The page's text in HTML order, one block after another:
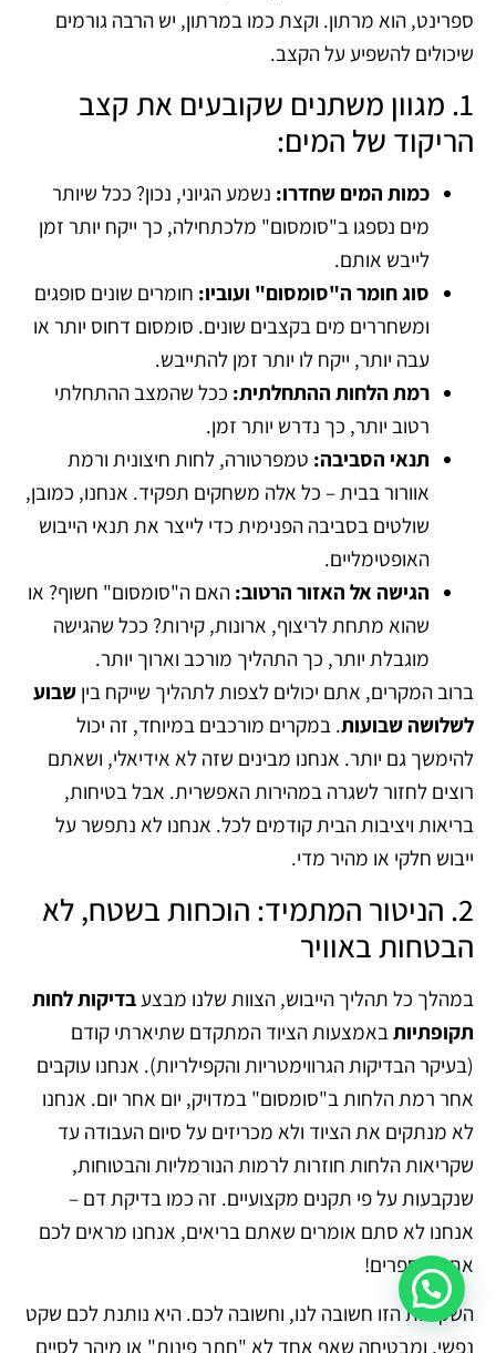
ספרינט, הוא מרתון. וקצת כמו במרתון, יש הרבה גורמים
שיכולים להשפיע על הקצב.
1. מגוון משתנים שקובעים את קצב
הריקוד של המים:
כמות המים שחדרו: נשמע הגיוני, נכון? ככל שיותר
מים נספגו ב"סומסום" מלכתחילה, כך ייקח יותר זמן
לייבש אותם.
סוג חומר ה"סומסום" ועוביו: חומרים שונים סופגים
ומשחררים מים בקצבים שונים. סומסום דחוס יותר או
עבה יותר, ייקח לו יותר זמן להתייבש.
רמת הלחות ההתחלתית: ככל שהמצב ההתחלתי
רטוב יותר, כך נדרש יותר זמן.
תנאי הסביבה: טמפרטורה, לחות חיצונית ורמת
אוורור בבית – כל אלה משחקים תפקיד. אנחנו, כמובן,
שולטים בסביבה הפנימית כדי לייצר את תנאי הייבוש
האופטימליים.
הגישה אל האזור הרטוב: האם ה"סומסום" חשוף? או
שהוא מתחת לריצוף, ארונות, קירות? ככל שהגישה
מוגבלת יותר, כך התהליך מורכב וארוך יותר.
ברוב המקרים, אתם יכולים לצפות לתהליך שייקח בין שבוע
לשלושה שבועות. במקרים מורכבים במיוחד, זה יכול
להימשך גם יותר. אנחנו מבינים שזה לא אידיאלי, ושאתם
רוצים לחזור לשגרה במהירות האפשרית. אבל בטיחות,
בריאות ויציבות הבית קודמים לכל. אנחנו לא נתפשר על
ייבוש חלקי או מהיר מדי.
2. הניטור המתמיד: הוכחות בשטח, לא
הבטחות באוויר
במהלך כל תהליך הייבוש, הצוות שלנו מבצע בדיקות לחות
תקופתיות באמצעות הציוד המתקדם שתיארתי קודם
(בעיקר הבדיקות הגרווימטריות והקפילריות). אנחנו עוקבים
אחר רמת הלחות ב"סומסום" במדויק, יום אחר יום. אנחנו
לא מנתקים את הציוד ולא מכריזים על סיום העבודה עד
שקריאות הלחות חוזרות לרמות הנורמליות והבטוחות,
שנקבעות על פי תקנים מקצועיים. זה כמו בדיקת דם –
אנחנו לא סתם אומרים שאתם בריאים, אנחנו מראים לכם
את המספרים!
השקיפות הזו חשובה לנו, וחשובה לכם. היא נותנת לכם שקט
נפשי, ומבטיחה שאף אחד לא "חתך פינות" או מיהר לסיים